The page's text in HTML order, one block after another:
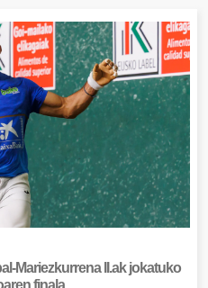
Mariezkurrena II.ak jokatuko
finala